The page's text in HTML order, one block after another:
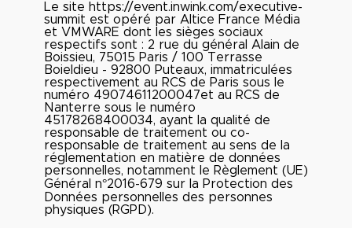
Le site https://event.inwink.com/executive-
summit est opéré par Altice France Média
et VMWARE dont les sièges sociaux
respectifs sont : 2 rue du général Alain de
Boissieu, 75015 Paris / 100 Terrasse
Boieldieu - 92800 Puteaux, immatriculées
respectivement au RCS de Paris sous le
numéro 49074611200047et au RCS de
Nanterre sous le numéro
45178268400034, ayant la qualité de
responsable de traitement ou co-
responsable de traitement au sens de la
réglementation en matière de données
personnelles, notamment le Règlement (UE)
Général n°2016-679 sur la Protection des
Données personnelles des personnes
physiques (RGPD).